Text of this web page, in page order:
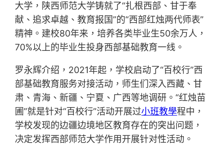
大学，陕西师范大学铸就了“扎根西部、甘于奉
献、追求卓越、教育报国”的“西部红烛两代师表”
精神。建校80年来，培养各类毕业生50余万人，
70%以上的毕业生投身西部基础教育一线。
罗永辉介绍，2021年起，学校启动了“百校行”西
部基础教育服务对接活动，师生们深入西藏、甘
肃、青海、新疆、宁夏、广西等地调研。“红烛苗
圃”就是针对“百校行”活动开展过小班教學程中，
学校发现的边疆边境地区教育存在的突出问题，
决定发挥西部师范大学作用开展针对性活动。